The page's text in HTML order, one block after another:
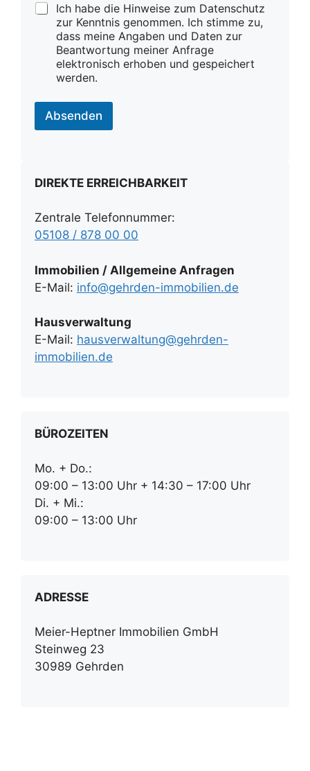
Ich habe die Hinweise zum Datenschutz
zur Kenntnis genommen. Ich stimme zu,
dass meine Angaben und Daten zur
Beantwortung meiner Anfrage
elektronisch erhoben und gespeichert
werden.
Absenden
DIREKTE ERREICHBARKEIT
Zentrale Telefonnummer:
05108 / 878 00 00
Immobilien / Allgemeine Anfragen
E-Mail: info@gehrden-immobilien.de
Hausverwaltung
E-Mail: hausverwaltung@gehrden-
immobilien.de
BÜROZEITEN
Mo. + Do.:
09:00 – 13:00 Uhr + 14:30 – 17:00 Uhr
Di. + Mi.:
09:00 – 13:00 Uhr
ADRESSE
Meier-Heptner Immobilien GmbH
Steinweg 23
30989 Gehrden